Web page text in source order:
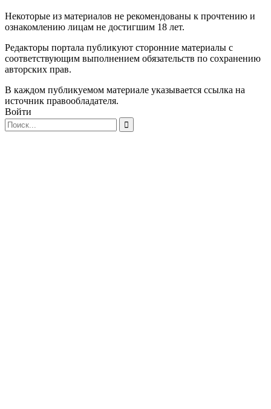
Некоторые из материалов не рекомендованы к прочтению и
ознакомлению лицам не достигшим 18 лет.
Редакторы портала публикуют сторонние материалы с
соответствующим выполнением обязательств по сохранению
авторских прав.
В каждом публикуемом материале указывается ссылка на
источник правообладателя.
Войти